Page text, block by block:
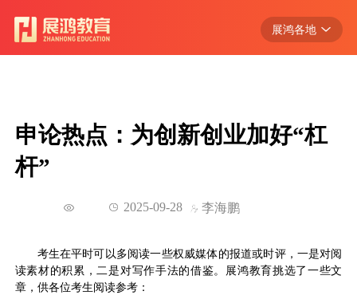
展鸿各地
浙江
江西
申论热点：为创新创业加好“杠
杆”
2025-09-28 李海鹏
考生在平时可以多阅读一些权威媒体的报道或时评，一是对阅
读素材的积累，二是对写作手法的借鉴。展鸿教育挑选了一些文
章，供各位考生阅读参考：